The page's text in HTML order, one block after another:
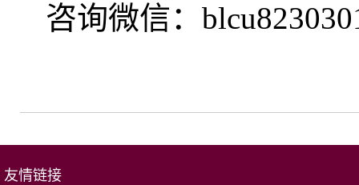
咨询微信：
友情链接